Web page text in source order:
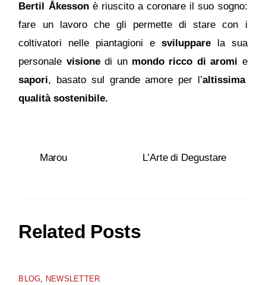
Bertil Åkessonè riuscito a coronare il suo sogno:
fare un lavoro che gli permette di stare con i
coltivatori nelle piantagioni e svilupparela sua
personale visionedi unmondo ricco di aromi e
sapori, basato sul grande amore per l’altissima
qualità sostenibile.
Marou L’Arte di Degustare
Related Posts
BLOG, NEWSLETTER